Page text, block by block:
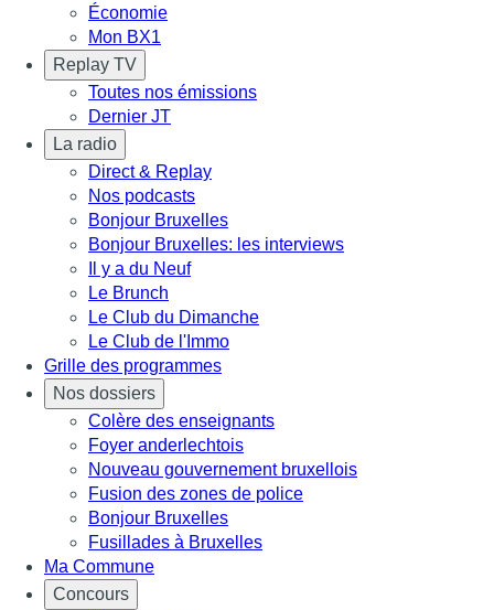
Économie
Mon BX1
Replay TV
Toutes nos émissions
Dernier JT
La radio
Direct & Replay
Nos podcasts
Bonjour Bruxelles
Bonjour Bruxelles: les interviews
Il y a du Neuf
Le Brunch
Le Club du Dimanche
Le Club de l'Immo
Grille des programmes
Nos dossiers
Colère des enseignants
Foyer anderlechtois
Nouveau gouvernement bruxellois
Fusion des zones de police
Bonjour Bruxelles
Fusillades à Bruxelles
Ma Commune
Concours